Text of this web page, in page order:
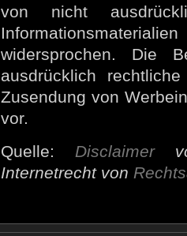
von nicht
widersprochen. Die
ausdrücklich
Zusendung von
vor.
Quelle: Disclaimer
Internetrecht von